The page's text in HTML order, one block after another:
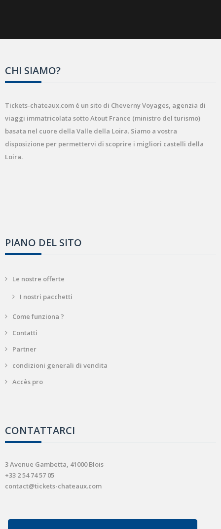
CHI SIAMO?
Tickets-chateaux.com é un sito di Cheverny Voyages, agenzia di
viaggi immatricolata sotto Atout France (ministro del turismo)
basata nel cuore della Valle della Loira. Siamo a vostra
disposizione per permettervi di scoprire i migliori castelli della
Loira.
PIANO DEL SITO
Le nostre offerte
I nostri pacchetti
Come funziona ?
Contatti
Partner
condizioni generali di vendita
Accès pro
CONTATTARCI
3 Avenue Gambetta, 41000 Blois
+33 2 54 74 57 05
contact@tickets-chateaux.com